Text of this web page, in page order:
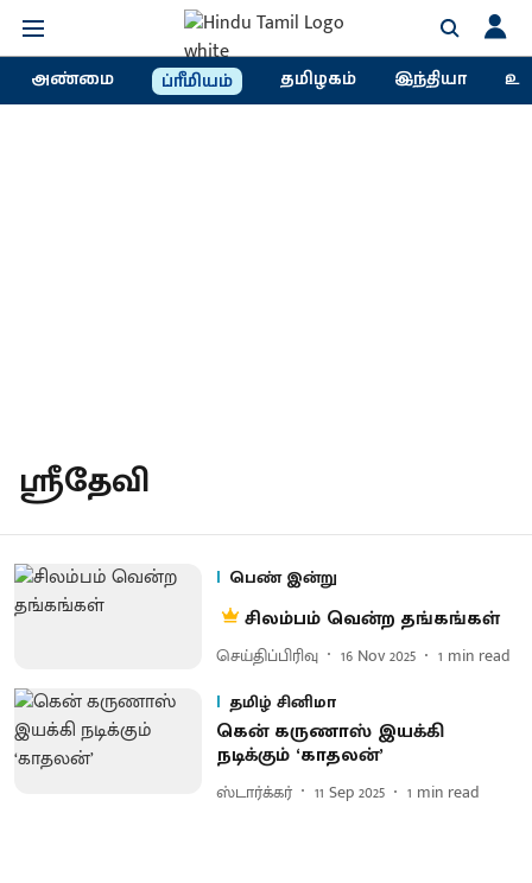
அண்மை ப்ரீமியம் தமிழகம் இந்தியா
ஸ்ரீதேவி
பெண் இன்று
சிலம்பம் வென்ற தங்கங்கள்
செய்திப்பிரிவு 16 Nov 2025 1 min read
தமிழ் சினிமா
கென் கருணாஸ் இயக்கி
நடிக்கும் ‘காதலன்’
ஸ்டார்க்கர் 11 Sep 2025 1 min read